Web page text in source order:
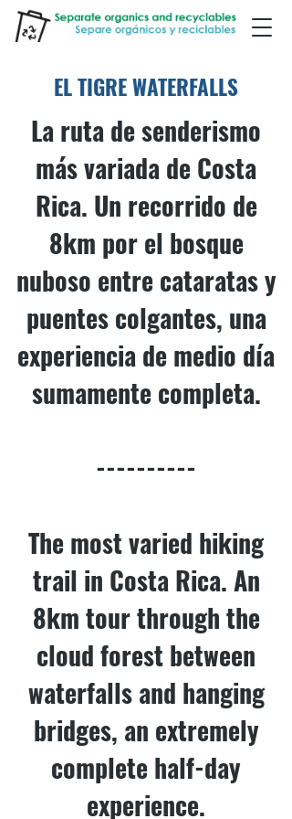
EL TIGRE WATERFALLS
La ruta de senderismo
más variada de Costa
Rica. Un recorrido de
8km por el bosque
nuboso entre cataratas y
puentes colgantes, una
experiencia de medio día
sumamente completa.
----------
The most varied hiking
trail in Costa Rica. An
8km tour through the
cloud forest between
waterfalls and hanging
bridges, an extremely
complete half-day
experience.